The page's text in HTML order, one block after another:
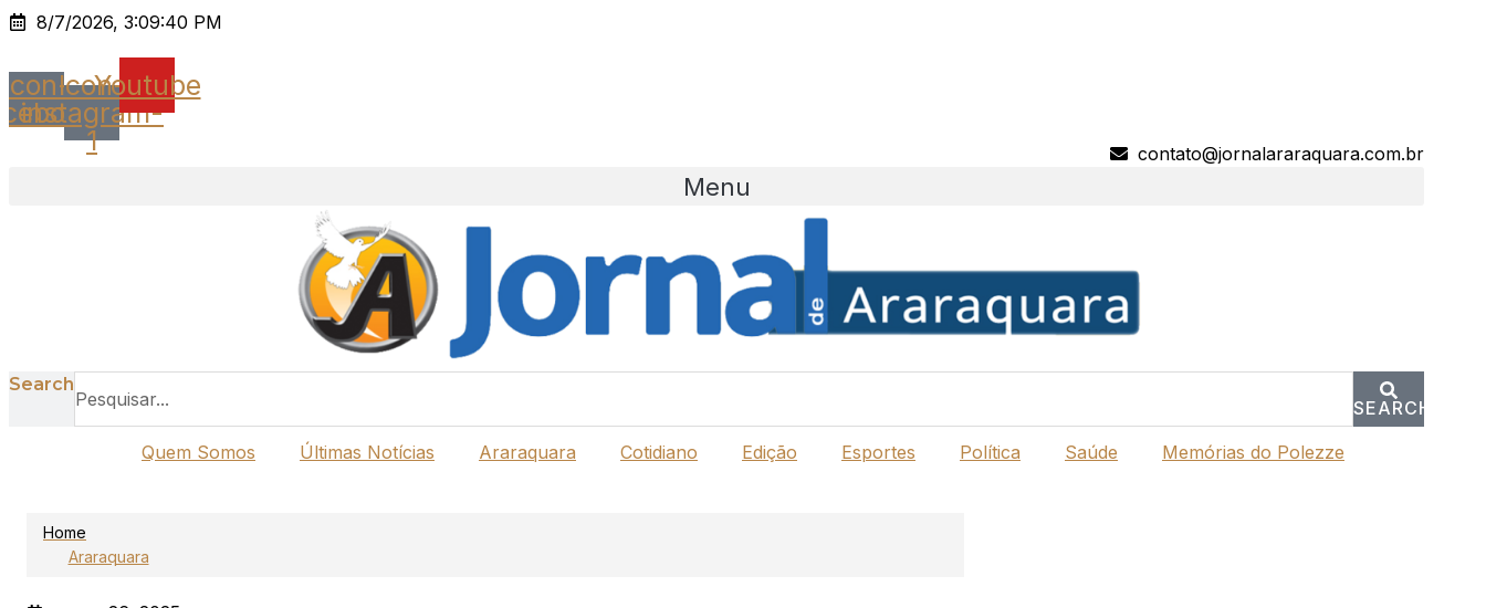
Ir
o
conteúdo
8/7/2026, 3:09:40 PM
Icon-Icon-
instagram-
1
Youtube
contato@jornalararaquara.com.br
Menu
Search
SEARCH
Quem Somos
Últimas Notícias Araraquara Cotidiano Edição Esportes Política Saúde Memórias do Polezze
Home
Araraquara